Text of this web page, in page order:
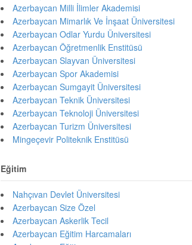
Azerbaycan Milli İlimler Akademisi
Azerbaycan Mimarlık Ve İnşaat Üniversitesi
Azerbaycan Odlar Yurdu Üniversitesi
Azerbaycan Öğretmenlik Enstitüsü
Azerbaycan Slayvan Üniversitesi
Azerbaycan Spor Akademisi
Azerbaycan Sumgayit Üniversitesi
Azerbaycan Teknik Üniversitesi
Azerbaycan Teknoloji Üniversitesi
Azerbaycan Turizm Üniversitesi
Mingeçevir Politeknik Enstitüsü
Eğitim
Nahçıvan Devlet Üniversitesi
Azerbaycan Size Özel
Azerbaycan Askerlik Tecil
Azerbaycan Eğitim Harcamaları